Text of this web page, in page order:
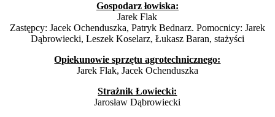
Gospodarz łowiska:
Jarek Flak
Zastępcy: Jacek Ochenduszka, Patryk Bednarz. Pomocnicy: Jarek
Dąbrowiecki, Leszek Koselarz, Łukasz Baran, stażyści
Opiekunowie sprzętu agrotechnicznego:
Jarek Flak, Jacek Ochenduszka
Strażnik Łowiecki:
Jarosław Dąbrowiecki